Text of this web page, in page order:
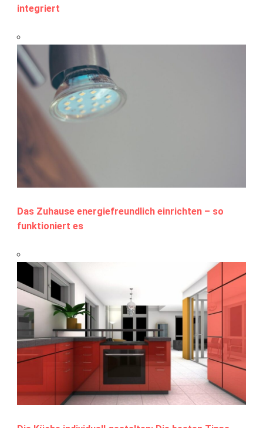
integriert
Das Zuhause energiefreundlich einrichten – so
funktioniert es